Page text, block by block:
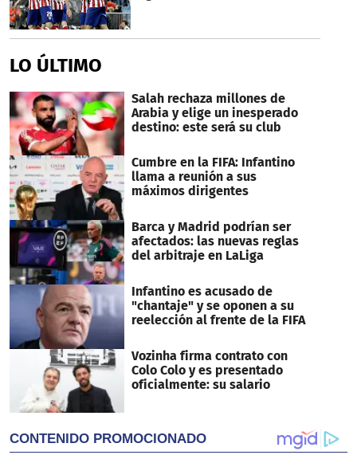
LO ÚLTIMO
Salah rechaza millones de
Arabia y elige un inesperado
destino: este será su club
Cumbre en la FIFA: Infantino
llama a reunión a sus
máximos dirigentes
Barca y Madrid podrían ser
afectados: las nuevas reglas
del arbitraje en LaLiga
Infantino es acusado de
"chantaje" y se oponen a su
reelección al frente de la FIFA
Vozinha firma contrato con
Colo Colo y es presentado
oficialmente: su salario